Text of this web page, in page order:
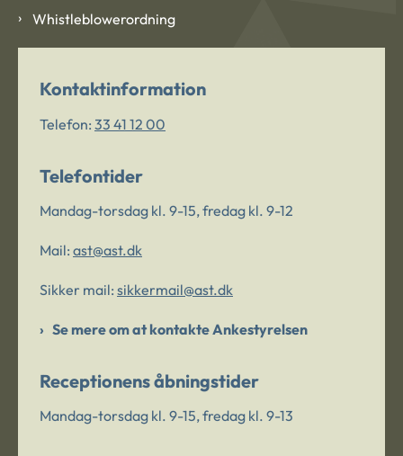
Whistleblowerordning
Kontaktinformation
Telefon: 33 41 12 00
Telefontider
Mandag-torsdag kl. 9-15, fredag kl. 9-12
Mail: ast@ast.dk
Sikker mail: sikkermail@ast.dk
Se mere om at kontakte Ankestyrelsen
Receptionens åbningstider
Mandag-torsdag kl. 9-15, fredag kl. 9-13